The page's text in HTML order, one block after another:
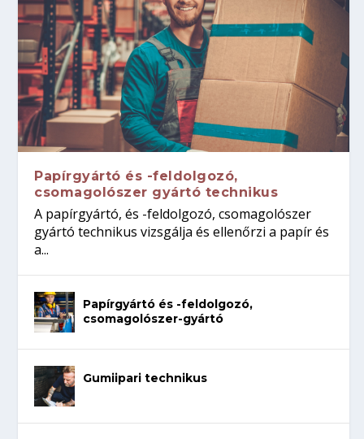
Papírgyártó és -feldolgozó,
csomagolószer gyártó technikus
A papírgyártó, és -feldolgozó, csomagolószer
gyártó technikus vizsgálja és ellenőrzi a papír és
a...
Papírgyártó és -feldolgozó,
csomagolószer-gyártó
Gumiipari technikus